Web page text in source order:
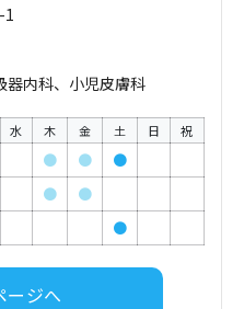
1
器内科、小児皮膚科
水 木 金 土 日 祝
● ●
●
●
●
●
ージへ